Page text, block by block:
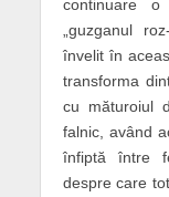
continuare
„guzganul
învelit în
transforma
cu măturoiul
falnic, având
înfiptă între
despre care